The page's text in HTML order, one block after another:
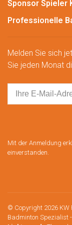
Sponsor Spieler
Professionelle
Melden Sie sich
Sie jeden Monat
Mit der Anmeldung
einverstanden.
© Copyright 2026 KW
Badminton Spezialist